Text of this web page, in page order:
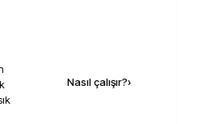
Nasıl çalışır?›